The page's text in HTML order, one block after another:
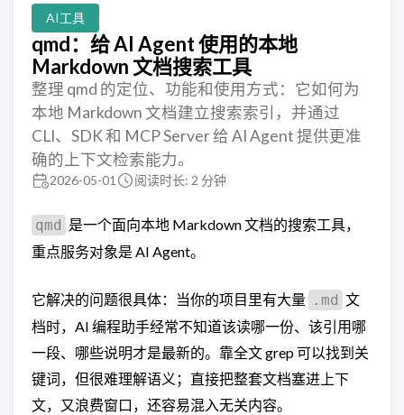
AI工具
qmd：给 AI Agent 使用的本地
Markdown 文档搜索工具
整理 qmd 的定位、功能和使用方式：它如何为
本地 Markdown 文档建立搜索索引，并通过
CLI、SDK 和 MCP Server 给 AI Agent 提供更准
确的上下文检索能力。
2026-05-01 阅读时长: 2 分钟
qmd 是一个面向本地 Markdown 文档的搜索工具，
重点服务对象是 AI Agent。
它解决的问题很具体：当你的项目里有大量 .md 文
档时，AI 编程助手经常不知道该读哪一份、该引用哪
一段、哪些说明才是最新的。靠全文 grep 可以找到关
键词，但很难理解语义；直接把整套文档塞进上下
文，又浪费窗口，还容易混入无关内容。